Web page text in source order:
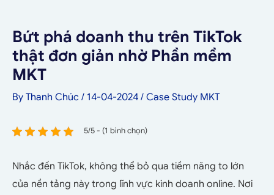
Bứt phá doanh thu trên TikTok
thật đơn giản nhờ Phần mềm
MKT
By Thanh Chúc / 14-04-2024 / Case Study MKT
5/5 - (1 bình chọn)
Nhắc đến TikTok, không thể bỏ qua tiềm năng to lớn
của nền tảng này trong lĩnh vực kinh doanh online. Nơi